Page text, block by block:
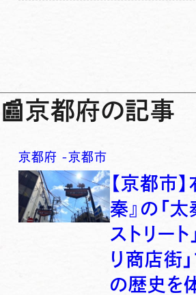
📰京都府の記事
京都府 -京都市
【京都市
秦』の「太
ストリート
り商店街
の歴史を